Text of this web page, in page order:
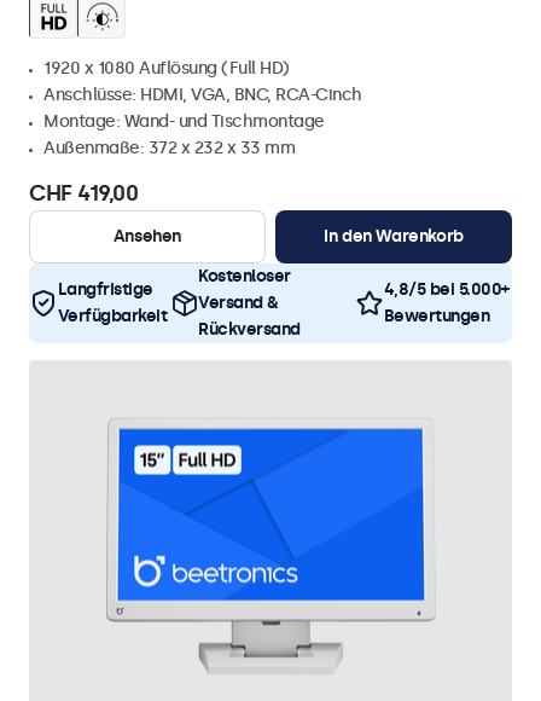
1920 x 1080 Auflösung (Full HD)
Anschlüsse: HDMI, VGA, BNC, RCA-Cinch
Montage: Wand- und Tischmontage
Außenmaße: 372 x 232 x 33 mm
CHF 419,00
Ansehen In den Warenkorb
Langfristige
Verfügbarkeit
Kostenloser
Versand &
Rückversand
4,8/5 bei 5.000+
Bewertungen